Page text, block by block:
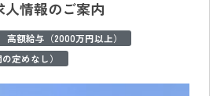
情報のご案内
高額給与（2000万円以上）
定めなし）